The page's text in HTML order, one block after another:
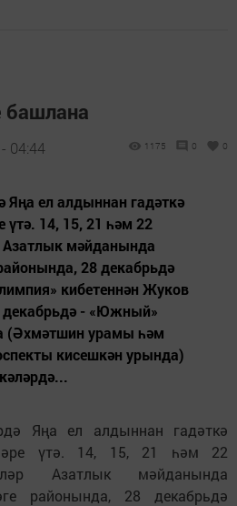
башлана
04:44 1175 0 0
Яңа ел алдыннан гадәткә
үтә. 14, 15, 21 һәм 22
Азатлык мәйданында
28 декабрьдә
кибетеннән Жуков
декабрьдә - «Южный»
(Әхмәтшин урамы һәм
кисешкән урында)
Яңа ел алдыннан гадәткә
үтә. 14, 15, 21 һәм 22
Азатлык мәйданында
районында, 28 декабрьдә